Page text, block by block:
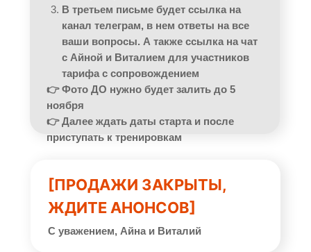
[ПРОДАЖИ ЗАКРЫТЫ,
ЖДИТЕ АНОНСОВ]
С уважением, Айна и Виталий
В третьем письме будет ссылка на
канал телеграм, в нем ответы на все
ваши вопросы. А также ссылка на чат
с Айной и Виталием для участников
тарифа с сопровождением
👉 Фото ДО нужно будет залить до 5
ноября
👉 Далее ждать даты старта и после
приступать к тренировкам